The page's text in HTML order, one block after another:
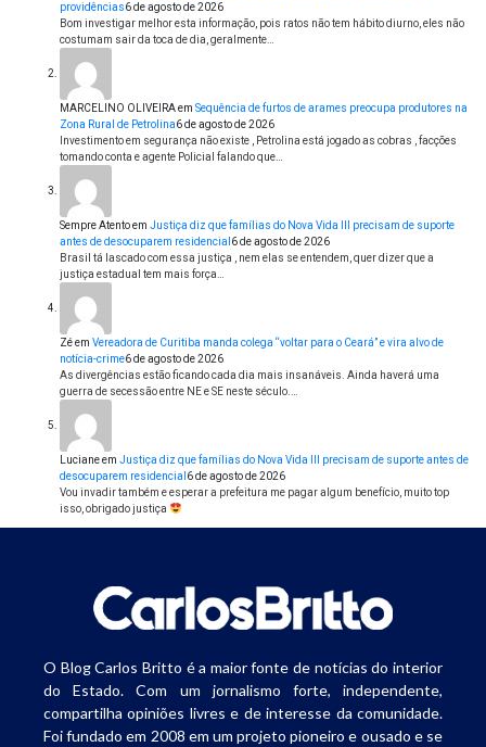
providências6 de agosto de 2026
Bom investigar melhor esta informação, pois ratos não tem hábito diurno, eles não
costumam sair da toca de dia, geralmente…
MARCELINO OLIVEIRAem Sequência de furtos de arames preocupa produtores na
Zona Rural de Petrolina6 de agosto de 2026
Investimento em segurança não existe , Petrolina está jogado as cobras , facções
tomando conta e agente Policial falando que…
Sempre Atentoem Justiça diz que famílias do Nova Vida III precisam de suporte
antes de desocuparem residencial 6 de agosto de 2026
Brasil tá lascado com essa justiça , nem elas se entendem, quer dizer que a
justiça estadual tem mais força…
Zéem Vereadora de Curitiba manda colega “voltar para o Ceará” e vira alvo de
notícia-crime6 de agosto de 2026
As divergências estão ficando cada dia mais insanáveis. Ainda haverá uma
guerra de secessão entre NE e SE neste século.…
Lucianeem Justiça diz que famílias do Nova Vida III precisam de suporte antes de
desocuparem residencial 6 de agosto de 2026
Vou invadir também e esperar a prefeitura me pagar algum benefício, muito top
isso, obrigado justiça
O Blog Carlos Britto é a maior fonte de notícias do interior
do Estado. Com um jornalismo forte, independente,
compartilha opiniões livres e de interesse da comunidade.
Foi fundado em 2008 em um projeto pioneiro e ousado e se